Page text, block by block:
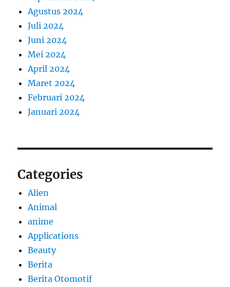
Agustus 2024
Juli 2024
Juni 2024
Mei 2024
April 2024
Maret 2024
Februari 2024
Januari 2024
Categories
Alien
Animal
anime
Applications
Beauty
Berita
Berita Otomotif